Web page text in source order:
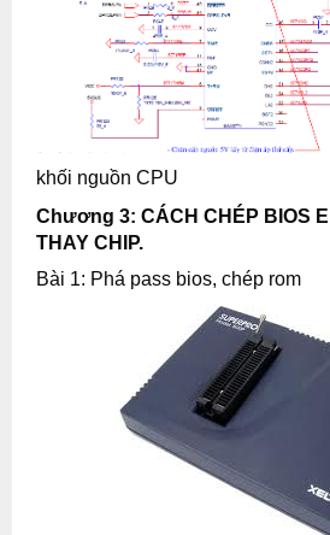
khối nguồn CPU
Chương 3: CÁCH CHÉP BIOS
THAY CHIP.
Bài 1: Phá pass bios, chép rom